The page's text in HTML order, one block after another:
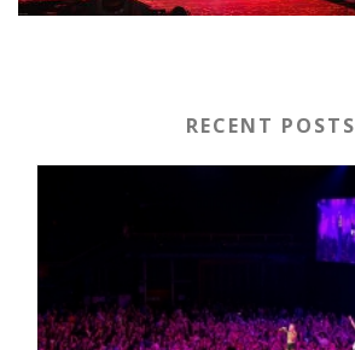
RECENT POSTS